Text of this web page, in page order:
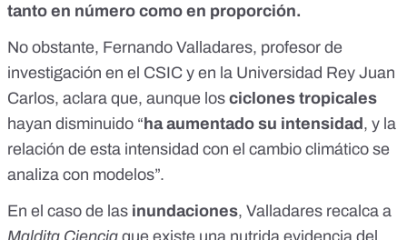
tanto en número como en proporción.
No obstante, Fernando Valladares, profesor de
investigación en el CSIC y en la Universidad Rey Juan
Carlos, aclara que, aunque los ciclones tropicales
hayan disminuido “ha aumentado su intensidad, y la
relación de esta intensidad con el cambio climático se
analiza con modelos”.
En el caso de las inundaciones, Valladares recalca a
Maldita Ciencia que existe una nutrida evidencia del